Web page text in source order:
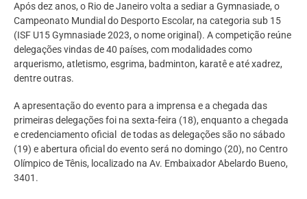
Após dez anos, o Rio de Janeiro volta a sediar a Gymnasiade, o
Campeonato Mundial do Desporto Escolar, na categoria sub 15
(ISF U15 Gymnasiade 2023, o nome original). A competição reúne
delegações vindas de 40 países, com modalidades como
arquerismo, atletismo, esgrima, badminton, karatê e até xadrez,
dentre outras.
A apresentação do evento para a imprensa e a chegada das
primeiras delegações foi na sexta-feira (18), enquanto a chegada
e credenciamento oficial de todas as delegações são no sábado
(19) e abertura oficial do evento será no domingo (20), no Centro
Olímpico de Tênis, localizado na Av. Embaixador Abelardo Bueno,
3401.